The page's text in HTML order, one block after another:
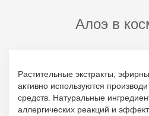
Алоэ в
Растительные экстракты,
активно используются
средств. Натуральные
аллергических реакций и